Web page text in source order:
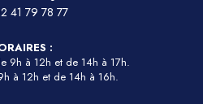
41 79 78 77
:
9h à 12h et de 14h à 17h.
à 12h et de 14h à 16h.